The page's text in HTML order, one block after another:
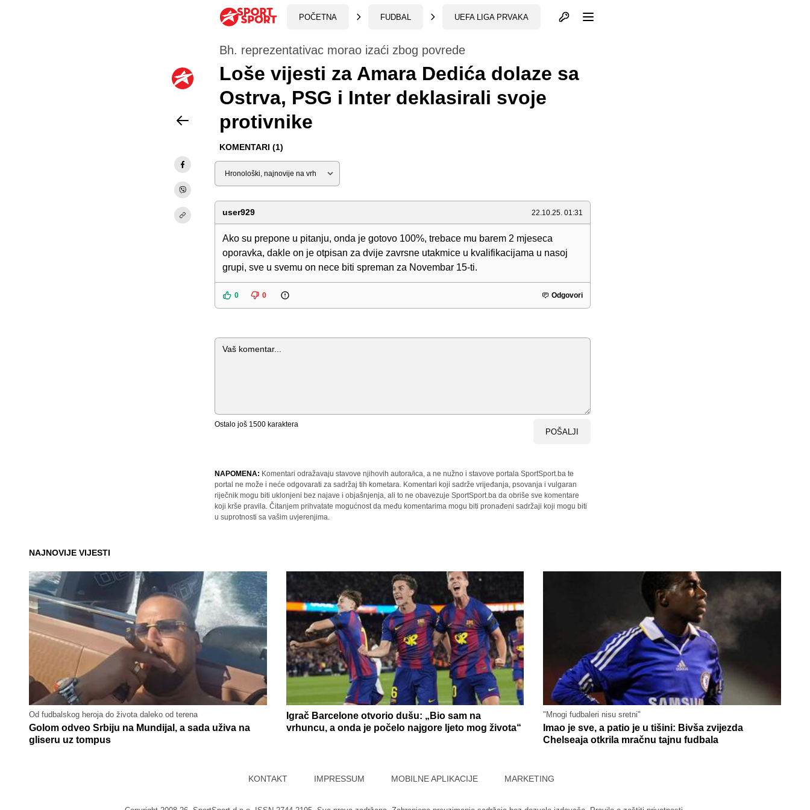
POČETNA FUDBAL UEFA LIGA PRVAKA Otvori profil
Bh. reprezentativac morao izaći zbog povrede
Loše vijesti za Amara Dedića dolaze sa
Ostrva, PSG i Inter deklasirali svoje
protivnike
KOMENTARI (1)
Sortiraj
user929 22.10.25. 01:31
Ako su prepone u pitanju, onda je gotovo 100%, trebace mu barem 2 mjeseca
oporavka, dakle on je otpisan za dvije zavrsne utakmice u kvalifikacijama u nasoj
grupi, sve u svemu on nece biti spreman za Novembar 15-ti.
0 0 Odgovori
Komentar
Ostalo još 1500 karaktera
POŠALJI
NAPOMENA: Komentari odražavaju stavove njihovih autora/ica, a ne nužno i stavove portala SportSport.ba te
portal ne može i neće odgovarati za sadržaj tih kometara. Komentari koji sadrže vrijeđanja, psovanja i vulgaran
riječnik mogu biti uklonjeni bez najave i objašnjenja, ali to ne obavezuje SportSport.ba da obriše sve komentare
koji krše pravila. Čitanjem prihvatate mogućnost da među komentarima mogu biti pronađeni sadržaji koji mogu biti
u suprotnosti sa vašim uvjerenjima.
NAJNOVIJE VIJESTI
Od fudbalskog heroja do života daleko od terena
Golom odveo Srbiju na Mundijal, a sada uživa na
gliseru uz tompus
Igrač Barcelone otvorio dušu: „Bio sam na
vrhuncu, a onda je počelo najgore ljeto mog života“
"Mnogi fudbaleri nisu sretni"
Imao je sve, a patio je u tišini: Bivša zvijezda
Chelseaja otkrila mračnu tajnu fudbala
KONTAKT IMPRESSUM MOBILNE APLIKACIJE MARKETING